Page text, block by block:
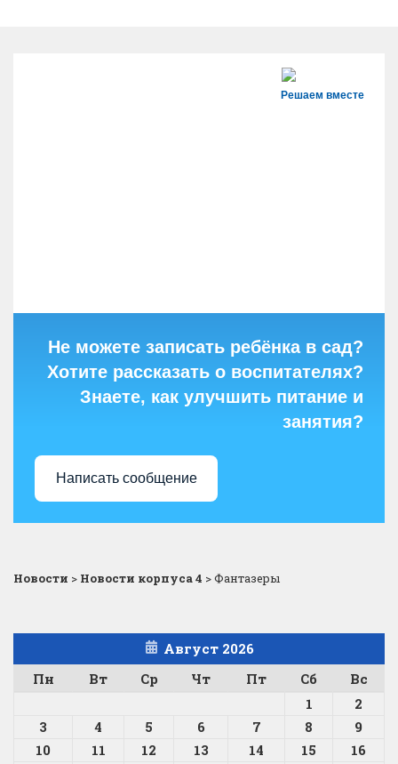
Решаем вместе
Не можете записать ребёнка в сад?
Хотите рассказать о воспитателях?
Знаете, как улучшить питание и
занятия?
Написать сообщение
Новости > Новости корпуса 4 >Фантазеры
Август 2026
Пн
Вт Ср Чт Пт Сб
Вс
1
2
3
4 5 6 7 8
9
10
11 12 13 14 15
16